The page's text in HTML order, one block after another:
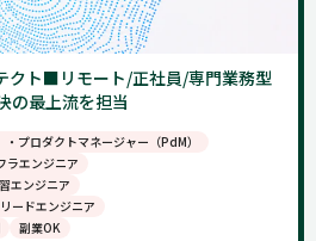
クト■リモート/正社員/専門業務型
の最上流を担当
プロダクトマネージャー（PdM）
ラエンジニア
エンジニア
ードエンジニア
副業OK